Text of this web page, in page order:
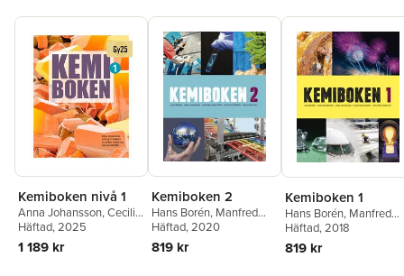
Kemiboken nivå 1
Anna Johansson,Cecilia
Stenberg,Sten-Åke
Sundkvist
Wästeby
Häftad, 2025
1 189 kr
Kemiboken 2
Hans Borén, Manfred
Börner,Anna Johansson
Johanna Lundström
Maud Ragnarsson
Häftad, 2020
819 kr
Kemiboken 1
Hans Borén, Manfred
Börner,Anna
Maud Ragnarsson
Åke Sundkvist
Häftad, 2018
819 kr